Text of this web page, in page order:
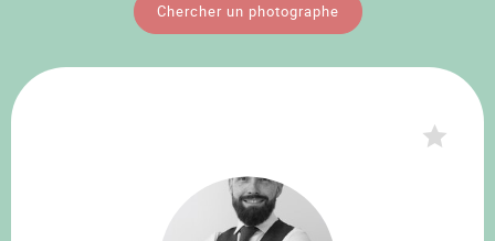
Chercher un photographe